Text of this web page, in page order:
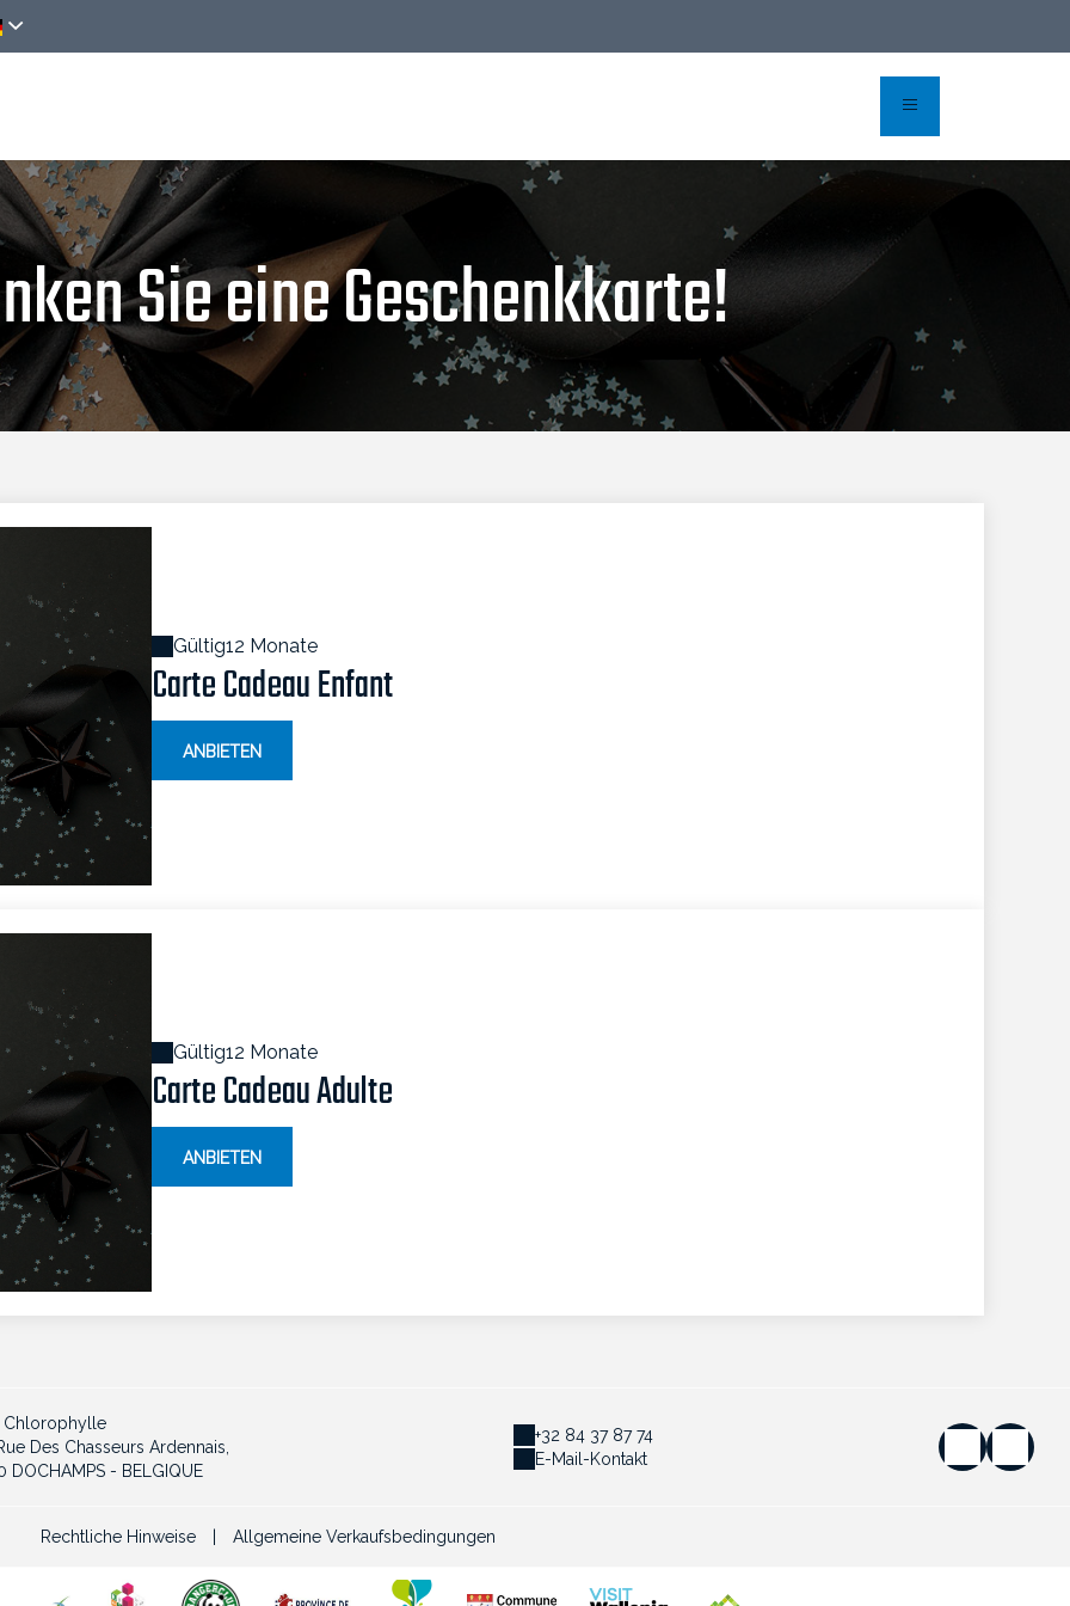
Angebote Nachrichten
Sie eine Geschenkkarte!
Gültig12 Monate
Carte Cadeau Enfant
ANBIETEN
Gültig12 Monate
Carte Cadeau Adulte
ANBIETEN
Chlorophylle
Des Chasseurs Ardennais,
DOCHAMPS - BELGIQUE
+32 84 37 87 74
E-Mail-Kontakt
Rechtliche Hinweise | Allgemeine Verkaufsbedingungen